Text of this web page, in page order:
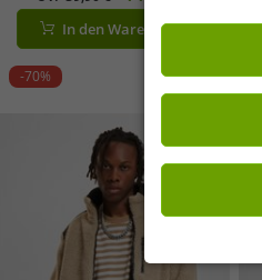
In den Warenkorb
-70%